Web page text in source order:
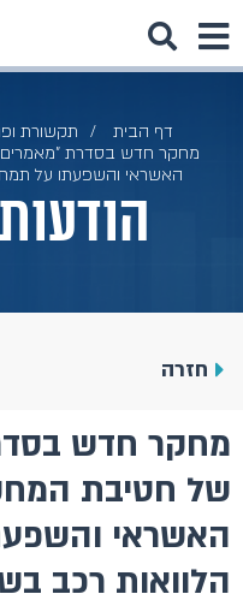
דף הבית תקשורת
מחקר חדש בסדרת "מאמרים
האשראי והשפעתו על
חזרה
מחקר חדש
של חטיבת
האשראי
הלוואות רכב